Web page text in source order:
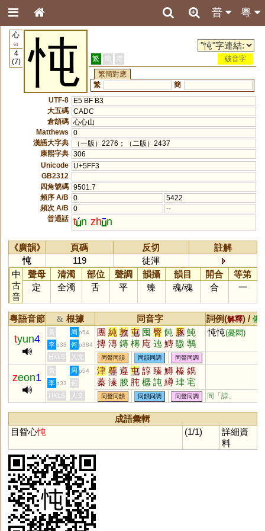
粵
普
心
61
4
(7)
忳 繁 簡 港
破音字
繁簡對應
繁
簡
UTF-8
E5 BF B3
大五碼 CADC
倉頡碼 心心山
Matthews
0
漢語大字典
（一版）2276；（二版）2437
康熙字典 306
Unicode
U+5FF3
GB2312
四角號碼 9501.7
頻序 A/B
0
5422
頻次 A/B
0
--
普通話 t n zh n
《廣韻》 頁碼 反切
註解
忳
119
徒渾
中
古
音
聲母 清濁 部位 聲調 韻攝 韻目 開合
等第
定
全濁 舌 平 臻 魂/魂 合 一
粵語音節 & 根據 同音字 詞例(解釋) / 備
tyun4
黃 周 p54 團 純 敦 屯 囤 臀 飩 豚 魨
摶 漙 鏄 槫 庉 迍 鱄 鷻 鷒
篿 慱 剸 軘 剬 芚 坉 糰
忳忳(憂悶)
李 p33 何 p384
HKLS 人文 同聲同韻 同韻同調 同聲同調
zeon1
黃 周 p54 津 尊 遵 屯 諄 臻 鱒 榛 鐫
蓁 溱 朘 肫 樼 訰 繜 珒 宒
嶟 堻 鷷 潧 鐏 墫 瑧 鱆 啍
僎 轃 獉 窀 迍 樽
李 p33
何
HKLS
人文 同聲同韻 同韻同調 同聲同調 同「諄 」
成語彙輯
目眢心忳 (1/1)
詳細資
料